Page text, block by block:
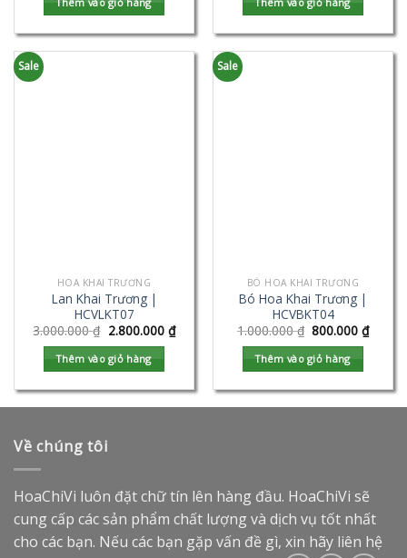
Sale
HOA KHAI TRƯƠNG
Lan Khai Trương |
HCVLKT07
3.000.000₫ 2.800.000 ₫
Thêm vào giỏ hàng
Sale
BÓ HOA KHAI TRƯƠNG
Bó Hoa Khai Trương |
HCVBKT04
1.000.000₫ 800.000₫
Thêm vào giỏ hàng
Về chúng tôi
HoaChiVi luôn đặt chữ tín lên hàng đầu. HoaChiVi sẽ
cung cấp các sản phẩm chất lượng và dịch vụ tốt nhất
cho các bạn. Nếu các bạn gặp vấn đề gì, xin hãy liên hệ